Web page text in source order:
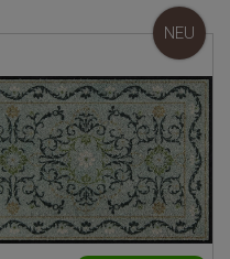
NEU